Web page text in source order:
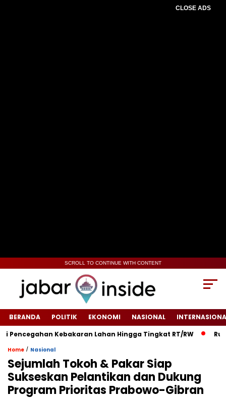
CLOSE ADS
SCROLL TO CONTINUE WITH CONTENT
BERANDA POLITIK EKONOMI NASIONAL
Kebakaran Lahan Hingga Tingkat RT/RW‎
‎Rumah
Home / Nasional
Sejumlah Tokoh & Pakar Siap
Sukseskan Pelantikan dan Dukung
Program Prioritas Prabowo-Gibran